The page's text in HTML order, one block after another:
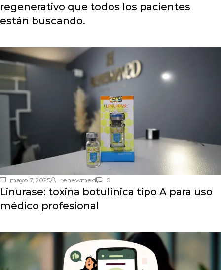
regenerativo que todos los pacientes
están buscando.
mayo 7, 2025 renewmed 0
Linurase: toxina botulínica tipo A para uso
médico profesional